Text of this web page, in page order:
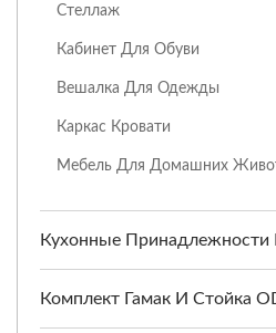
Стеллаж
Кабинет Для Обуви
Вешалка Для Одежды
Каркас Кровати
Мебель Для Домашних
Кухонные Принадлежности
Комплект Гамак И Стойка